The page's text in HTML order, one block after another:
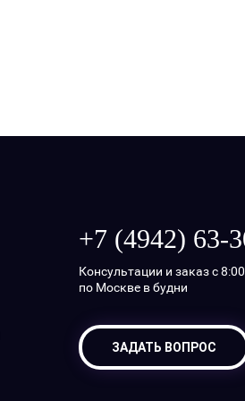
+7 (4942) 63-
Консультации и заказ с
по Москве в будни
ЗАДАТЬ ВОПРОС